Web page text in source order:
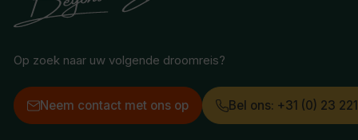
Op zoek naar uw volgende droomreis?
Neem contact met ons op Bel ons: +31 (0) 23